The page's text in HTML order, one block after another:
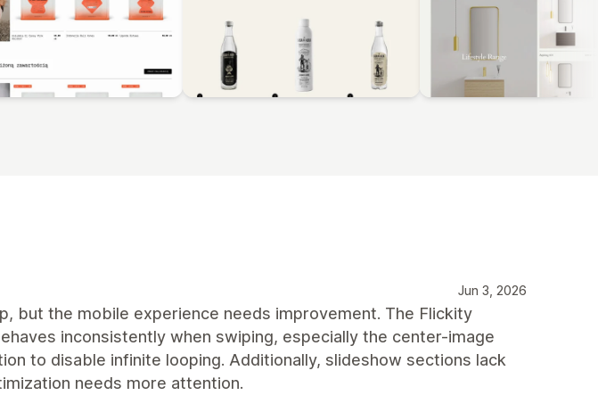
Jun 3, 2026
but the mobile experience needs improvement. The Flickity
inconsistently when swiping, especially the center-image
to disable infinite looping. Additionally, slideshow sections lack
needs more attention.